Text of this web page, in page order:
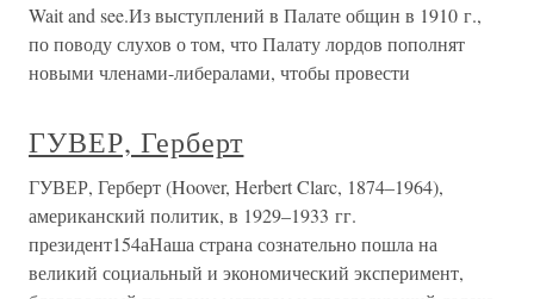
Wait and see.Из выступлений в Палате общин в 1910 г.,
по поводу слухов о том, что Палату лордов пополнят
новыми членами-либералами, чтобы провести
ГУВЕР, Герберт
ГУВЕР, Герберт (Hoover, Herbert Clarc, 1874–1964),
американский политик, в 1929–1933 гг.
президент154аНаша страна сознательно пошла на
великий социальный и экономический эксперимент,